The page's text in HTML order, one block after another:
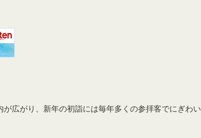
広がり、新年の初詣には毎年多くの参拝客でにぎわい